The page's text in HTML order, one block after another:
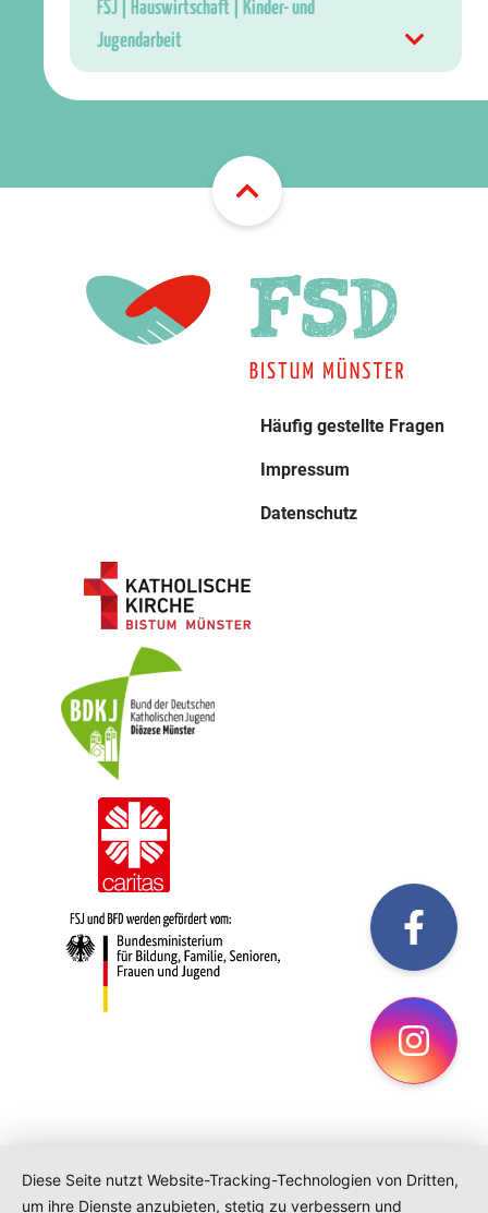
FSJ | Hauswirtschaft | Kinder- und
Jugendarbeit
Häufig gestellte Fragen
Impressum
Datenschutz
Diese Seite nutzt Website-Tracking-Technologien von Dritten,
um ihre Dienste anzubieten, stetig zu verbessern und